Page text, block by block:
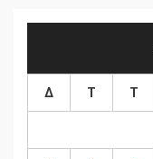
Δ Τ Τ